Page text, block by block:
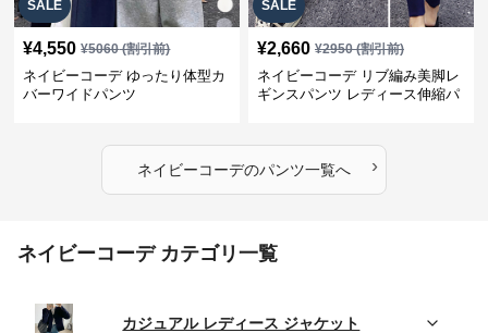
SALE
¥4,550 ¥5060(割引前)
ネイビーコーデ ゆったり体型カ
バーワイドパンツ
SALE
¥2,660 ¥2950(割引前)
ネイビーコーデ リブ編み美脚レ
ギンスパンツ レディース伸縮パ
ネイビーコーデのパンツ一覧へ ›
ネイビーコーデ カテゴリ一覧
カジュアル レディース ジャケット